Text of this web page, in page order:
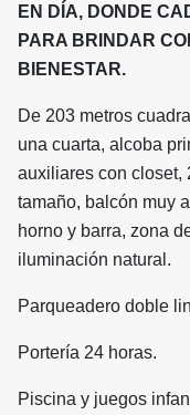
EN DÍA, DONDE
PARA BRINDAR
BIENESTAR.
De 203 metros
una cuarta, alcoba
auxiliares con closet,
tamaño, balcón muy
horno y barra, zona
iluminación natural.
Parqueadero doble
Portería 24 horas.
Piscina y juegos